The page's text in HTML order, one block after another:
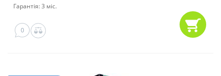
Гарантія: 3 міс.
0